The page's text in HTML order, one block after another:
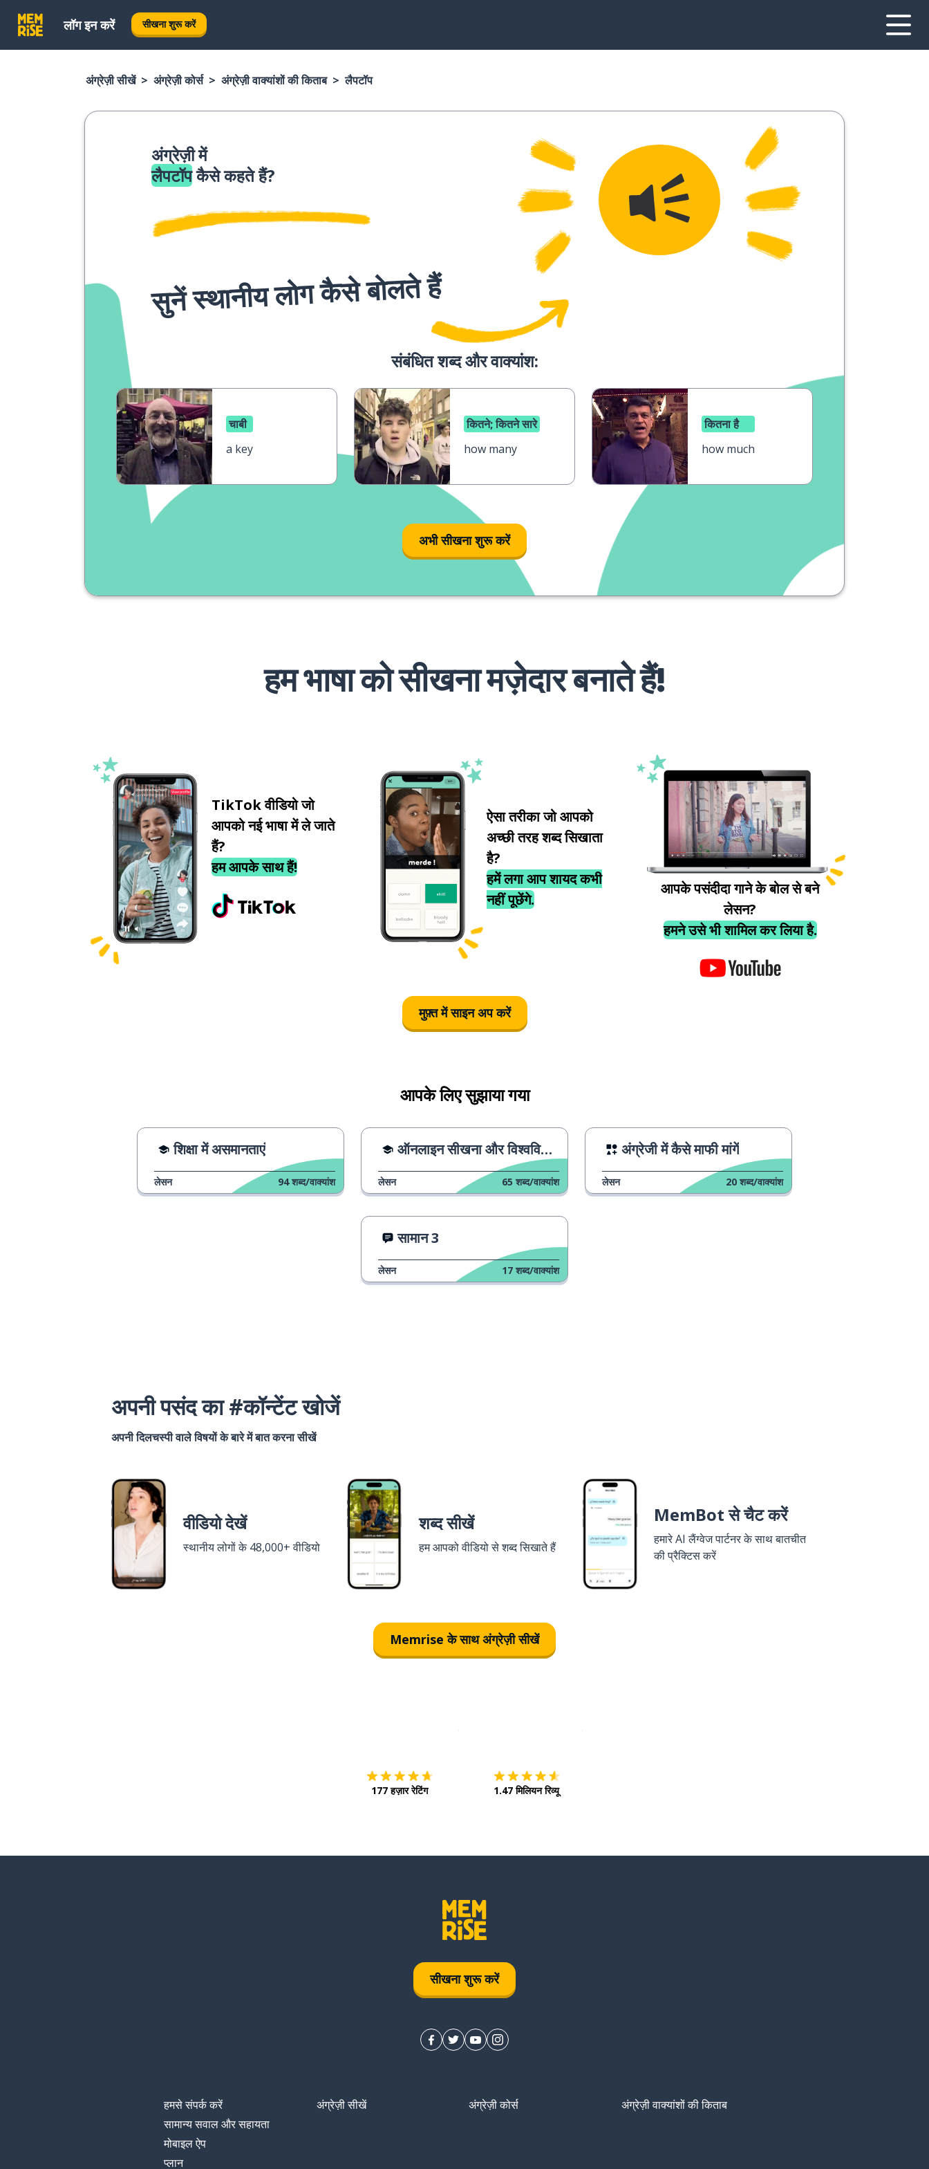
लॉग इन करें सीखना शुरू करें
अंग्रेज़ी सीखें अंग्रेज़ी कोर्स अंग्रेज़ी वाक्यांशों की किताब लैपटॉप
अंग्रेज़ी में
लैपटॉपकैसे कहते हैं?
सुनें स्थानीय लोग कैसे बोलते हैं
संबंधित शब्द और वाक्‍यांश:
चाबी
a key
कितने; कितने सारे
how many
कितना है
how much
अभी सीखना शुरू करें
हम भाषा को सीखना मज़ेदार बनाते हैं!
TikTok वीडियो जो
आपको नई भाषा में ले जाते
हैं?
हम आपके साथ हैं!
ऐसा तरीका जो आपको
अच्छी तरह शब्द सिखाता
है?
हमें लगा आप शायद कभी
नहीं पूछेंगे.
आपके पसंदीदा गाने के बोल से बने
लेसन?
हमने उसे भी शामिल कर लिया है.
मुफ़्त में साइन अप करें
आपके लिए सुझाया गया
शिक्षा में असमानताएं
लेसन 94 शब्द/वाक्यांश
ऑनलाइन सीखना और विश्वविद्यालय
लेसन 65 शब्द/वाक्यांश
अंग्रेजी में कैसे माफी मांगें
लेसन 20 शब्द/वाक्यांश
सामान 3
लेसन 17 शब्द/वाक्यांश
अपनी पसंद का #कॉन्टेंट खोजें
अपनी दिलचस्पी वाले विषयों के बारे में बात करना सीखें
वीडियो देखें
स्थानीय लोगों के 48,000+ वीडियो
शब्द सीखें
हम आपको वीडियो से शब्द सिखाते हैं
MemBot से चैट करें
हमारे AI लैंग्वेज पार्टनर के साथ बातचीत
की प्रैक्टिस करें
Memrise के साथ अंग्रेज़ी सीखें
177 हज़ार रेटिंग 1.47 मिलियन रिव्यू
सीखना शुरू करें
हमसे संपर्क करें
सामान्य सवाल और सहायता
मोबाइल ऐप
प्‍लान
अंग्रेज़ी सीखें अंग्रेज़ी कोर्स अंग्रेज़ी वाक्यांशों की किताब